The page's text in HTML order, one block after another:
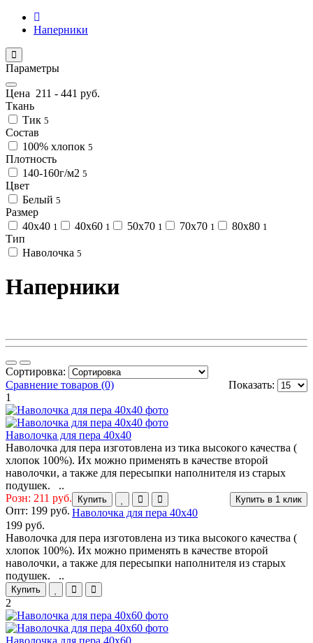
Наперники
Параметры
Цена 211 - 441 руб.
Ткань
Тик 5
Состав
100% хлопок 5
Плотность
140-160г/м2 5
Цвет
Белый 5
Размер
40х40 1 40х60 1 50х70 1 70х70 1 80х80 1
Тип
Наволочка 5
Наперники
Сортировка:
Показать:
Сравнение товаров (0)
1
Наволочка для пера 40х40
Наволочка для пера изготовлена из тика высокого качества (
хлопок 100%). Их можно применять в качестве второй
наволочки, а также для пересыпки наполнителя из старых
подушек. ..
Розн: 211 руб.
Опт: 199 руб.
Купить в 1 клик
Купить
Наволочка для пера 40х40
199 руб.
Наволочка для пера изготовлена из тика высокого качества (
хлопок 100%). Их можно применять в качестве второй
наволочки, а также для пересыпки наполнителя из старых
подушек. ..
Купить
2
Наволочка для пера 40х60